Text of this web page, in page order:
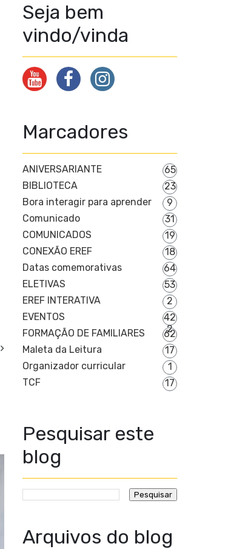
Seja bem
vindo/vinda
Marcadores
ANIVERSARIANTE
65
BIBLIOTECA
23
Bora interagir para aprender
9
Comunicado
31
COMUNICADOS
19
CONEXÃO EREF
18
Datas comemorativas
64
ELETIVAS
53
EREF INTERATIVA
2
EVENTOS
42
2
FORMAÇÃO DE FAMILIARES
62
Maleta da Leitura
17
Organizador curricular
1
TCF
17
Pesquisar este
blog
Arquivos do blog